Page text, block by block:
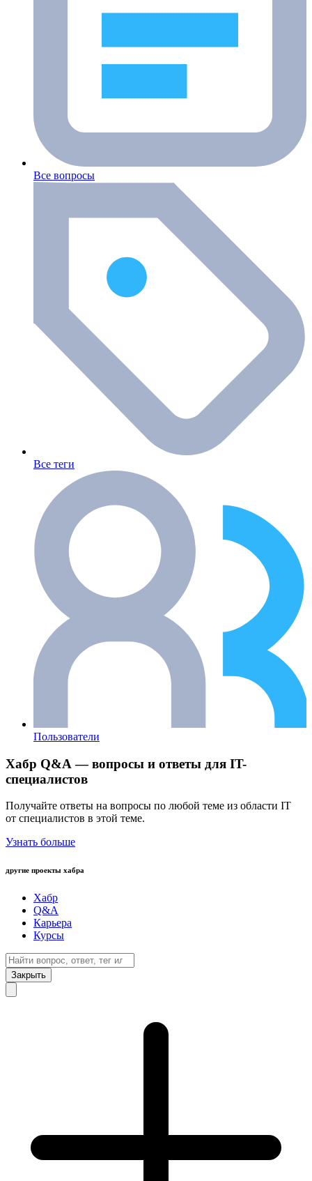
Все вопросы
Все теги
Пользователи
Хабр Q&A — вопросы и ответы для IT-
специалистов
Получайте ответы на вопросы по любой теме из области IT
от специалистов в этой теме.
Узнать больше
другие проекты хабра
Хабр
Q&A
Карьера
Курсы
Закрыть